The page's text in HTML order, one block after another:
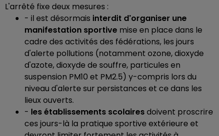
L'arrêté fixe deux mesures :
- il est désormais interdit d'organiser une
manifestation sportive mise en place dans le
cadre des activités des fédérations, les jours
d'alerte pollutions (notamment ozone, dioxyde
d'azote, dioxyde de souffre, particules en
suspension PM10 et PM2.5) y-compris lors du
niveau d'alerte sur persistances et ce dans les
lieux ouverts.
- les établissements scolairesdoivent proscrire
ces jours-là la pratique sportive extérieure et